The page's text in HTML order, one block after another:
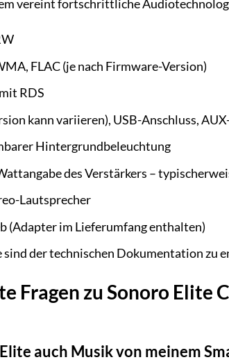
vereint fortschrittliche
FLAC (je nach Firmware-Version)
RDS
kann variieren), USB-Anschluss,
Hintergrundbeleuchtung
des Verstärkers –
Lautsprecher
(Adapter im Lieferumfang enthalten)
sind der technischen Dokumentation zu
Fragen zu Sonoro Elite
auch Musik von meinem